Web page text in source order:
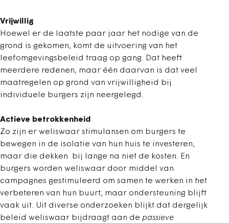
Vrijwillig
Hoewel er de laatste paar jaar het nodige van de
grond is gekomen, komt de uitvoering van het
leefomgevingsbeleid traag op gang. Dat heeft
meerdere redenen, maar één daarvan is dat veel
maatregelen op grond van vrijwilligheid bij
individuele burgers zijn neergelegd.
Actieve betrokkenheid
Zo zijn er weliswaar stimulansen om burgers te
bewegen in de isolatie van hun huis te investeren,
maar die dekken bij lange na niet de kosten. En
burgers worden weliswaar door middel van
campagnes gestimuleerd om samen te werken in het
verbeteren van hun buurt, maar ondersteuning blijft
vaak uit. Uit diverse onderzoeken blijkt dat dergelijk
beleid weliswaar bijdraagt aan de passieve